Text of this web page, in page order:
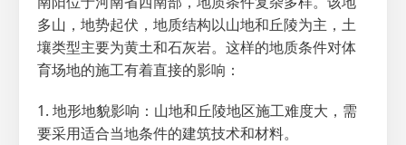
多山，地势起伏，地质结构以山地和丘陵为主，土
壤类型主要为黄土和石灰岩。这样的地质条件对体
育场地的施工有着直接的影响：
1. 地形地貌影响：山地和丘陵地区施工难度大，需
要采用适合当地条件的建筑技术和材料。